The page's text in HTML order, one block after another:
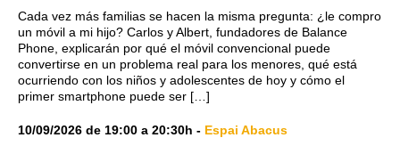
Cada vez más familias se hacen la misma pregunta: ¿le compro
un móvil a mi hijo? Carlos y Albert, fundadores de Balance
Phone, explicarán por qué el móvil convencional puede
convertirse en un problema real para los menores, qué está
ocurriendo con los niños y adolescentes de hoy y cómo el
primer smartphone puede ser […]
10/09/2026 de 19:00 a 20:30h - Espai Abacus